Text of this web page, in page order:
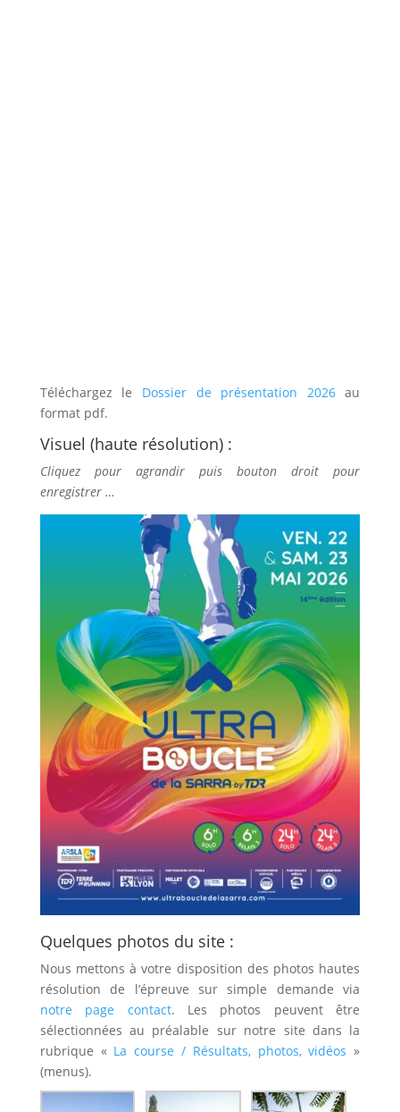
Téléchargez le Dossier de présentation 2026au
format pdf.
Visuel (haute résolution) :
Cliquez pour agrandir puis bouton droit pour
enregistrer …
Quelques photos du site :
Nous mettons à votre disposition des photos hautes
résolution de l’épreuve sur simple demande via
notre page contact. Les photos peuvent être
sélectionnées au préalable sur notre site dans la
rubrique « La course / Résultats, photos, vidéos »
(menus).